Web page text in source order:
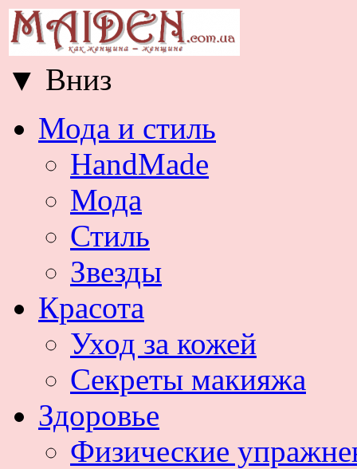
▼ Вниз
Мода и стиль
HandMade
Мода
Стиль
Звезды
Красота
Уход за кожей
Секреты макияжа
Здоровье
Физические